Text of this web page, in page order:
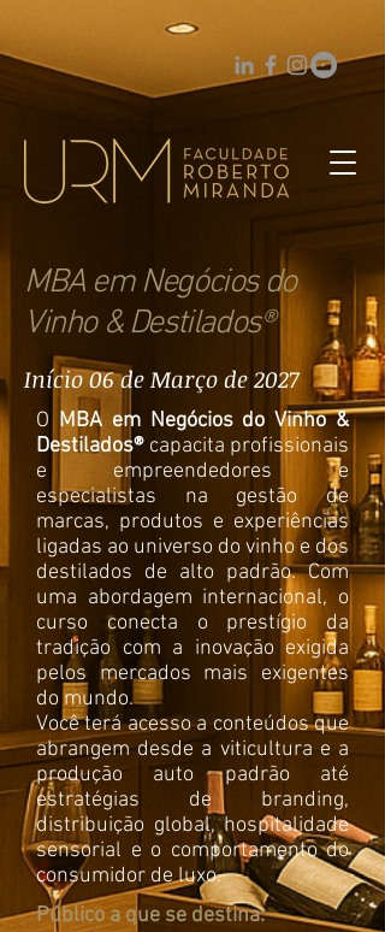
MBA em Negócios do
Vinho & Destilados®
Início 06 de Março de 2027
O MBA em Negócios do Vinho &
Destilados®capacita profissionais
e empreendedores e
especialistas na gestão de
marcas, produtos e experiências
ligadas ao universo do vinho e dos
destilados de alto padrão. Com
uma abordagem internacional, o
curso conecta o prestígio da
tradição com a inovação exigida
pelos mercados mais exigentes
do mundo.
Você terá acesso a conteúdos que
abrangem desde a viticultura e a
produção auto padrão até
estratégias de branding,
distribuição global, hospitalidade
sensorial e o comportamento do
consumidor de luxo.
Público a que se destina: